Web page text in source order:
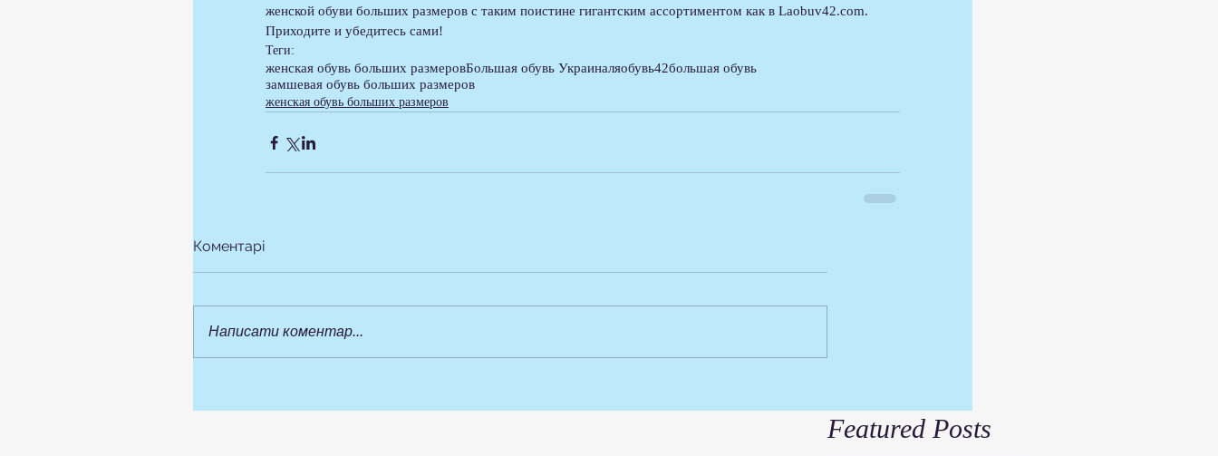
женской обуви больших размеров с таким поистине гигантским ассортиментом как в Laobuv42.com.
Приходите и убедитесь сами!
Теги:
женская обувь больших размеровБольшая обувь Украиналяобувь42большая обувь
замшевая обувь больших размеров
женская обувь больших размеров
Коментарі
Написати коментар...
Featured Posts